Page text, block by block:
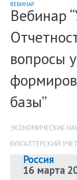
ВЕБИНАР
Вебинар
вопросы
базы”
ЭКОНОМИЧЕСКИЕ
БУХГАЛТЕРСКИЙ
Россия
16 марта